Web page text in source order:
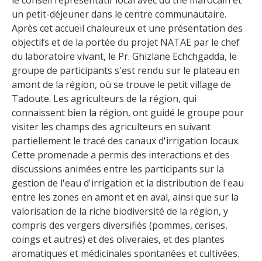
un petit-déjeuner dans le centre communautaire.
Après cet accueil chaleureux et une présentation des
objectifs et de la portée du projet NATAE par le chef
du laboratoire vivant, le Pr. Ghizlane Echchgadda, le
groupe de participants s'est rendu sur le plateau en
amont de la région, où se trouve le petit village de
Tadoute. Les agriculteurs de la région, qui
connaissent bien la région, ont guidé le groupe pour
visiter les champs des agriculteurs en suivant
partiellement le tracé des canaux d'irrigation locaux.
Cette promenade a permis des interactions et des
discussions animées entre les participants sur la
gestion de l'eau d'irrigation et la distribution de l'eau
entre les zones en amont et en aval, ainsi que sur la
valorisation de la riche biodiversité de la région, y
compris des vergers diversifiés (pommes, cerises,
coings et autres) et des oliveraies, et des plantes
aromatiques et médicinales spontanées et cultivées.